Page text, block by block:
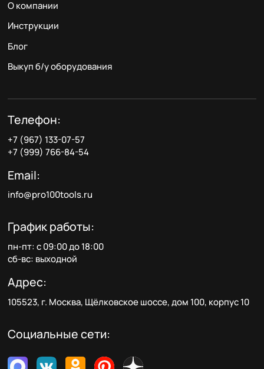
О компании
Инструкции
Блог
Выкуп б/у оборудования
Телефон:
+7 (967) 133-07-57
+7 (999) 766-84-54
Email:
info@pro100tools.ru
График работы:
пн-пт: с 09:00 до 18:00
сб-вс: выходной
Адрес:
105523, г. Москва, Щёлковское шоссе, дом 100, корпус 10
Социальные сети: